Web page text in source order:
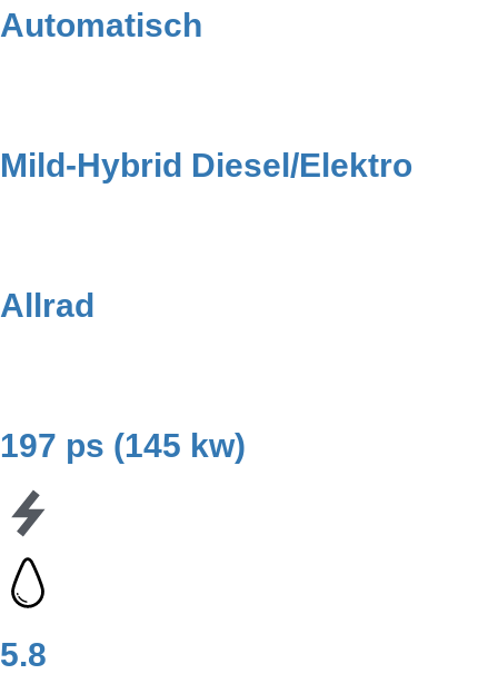
Automatisch
Mild-Hybrid Diesel/Elektro
Allrad
197 ps (145 kw)
5.8